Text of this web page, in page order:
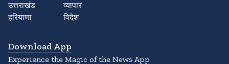
उत्तराखंड
हरियाणा
व्यापार
विदेश
Download App
Experience the Magic of the News App